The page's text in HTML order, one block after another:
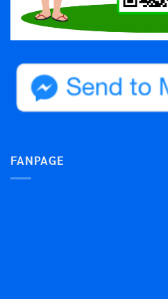
FANPAGE